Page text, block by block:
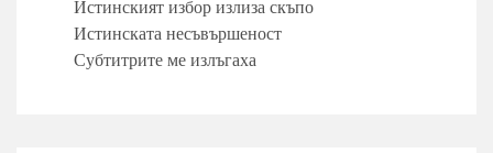
Истинският избор излиза скъпо
Истинската несъвършеност
Субтитрите ме излъгаха